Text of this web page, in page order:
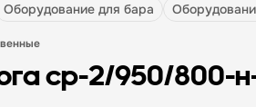
оборудование для бара
юга ср-2/950/800-